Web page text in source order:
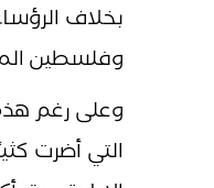
بخلاف
وفلسطين
وعلى رغم هذه
التي أضرت